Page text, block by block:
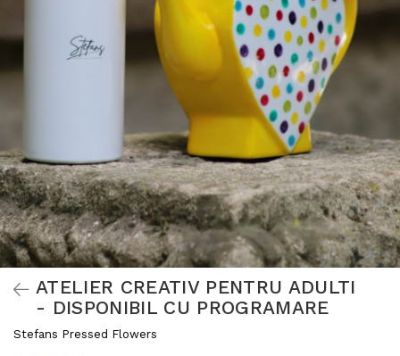
ATELIER CREATIV PENTRU ADULTI
- DISPONIBIL CU PROGRAMARE
Stefans Pressed Flowers